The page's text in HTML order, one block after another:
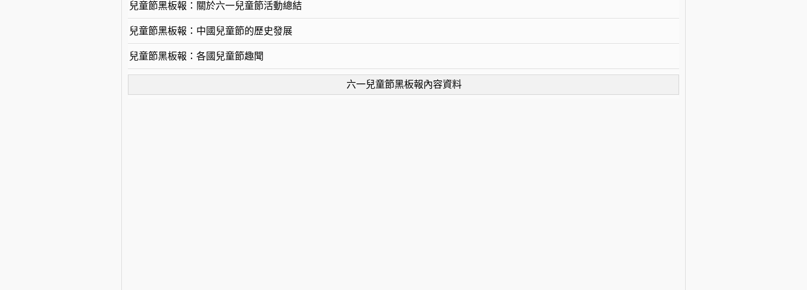
兒童節黑板報：關於六一兒童節活動總結
兒童節黑板報：中國兒童節的歷史發展
兒童節黑板報：各國兒童節趣聞
六一兒童節黑板報內容資料